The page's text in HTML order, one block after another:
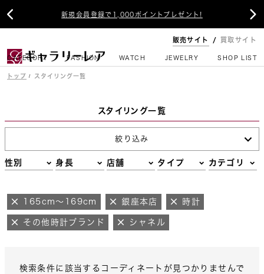
新規会員登録で1,000ポイントプレゼント!
 
販売サイト 買取サイト
CATEGORY FASHION WATCH JEWELRY SHOP LIST
トップ スタイリング一覧
スタイリング一覧
絞り込み
性別 身長 店舗 タイプ カテゴリ
165cm～169cm 銀座本店 時計
その他時計ブランド シャネル
検索条件に該当するコーディネートが見つかりませんで